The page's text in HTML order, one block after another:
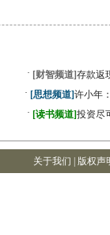
· [财智频道]存款返
· [思想频道]许小年
· [读书频道]投资尽